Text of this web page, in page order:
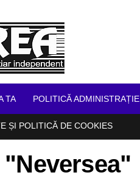
TA POLITICĂ ADMINISTRAȚIE
ȘI POLITICĂ DE COOKIES